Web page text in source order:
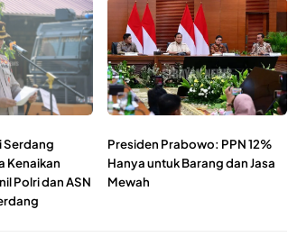
Serdang
Kenaikan
Polri dan ASN
Presiden Prabowo: PPN 12%
Hanya untuk Barang dan Jasa
Mewah